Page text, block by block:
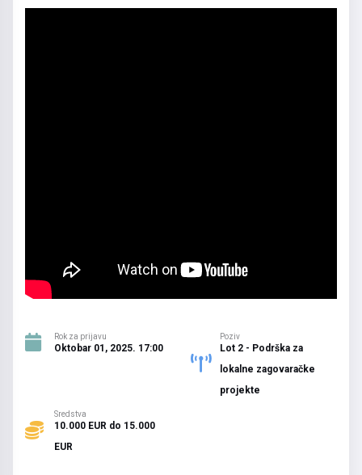
Rok za prijavu
Oktobar 01, 2025. 17:00
Poziv
Lot 2 - Podrška za
lokalne zagovaračke
projekte
Sredstva
10.000 EUR do 15.000
EUR